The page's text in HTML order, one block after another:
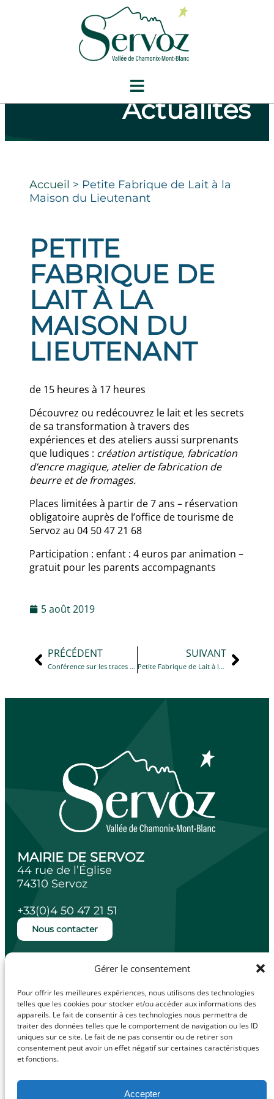
Gérer le consentement
Pour offrir les meilleures expériences, nous utilisons des technologies
telles que les cookies pour stocker et/ou accéder aux informations des
appareils. Le fait de consentir à ces technologies nous permettra de
traiter des données telles que le comportement de navigation ou les ID
uniques sur ce site. Le fait de ne pas consentir ou de retirer son
consentement peut avoir un effet négatif sur certaines caractéristiques
et fonctions.
Accepter
Actualités
Accueil > Petite Fabrique de Lait à la
Maison du Lieutenant
PETITE
FABRIQUE DE
LAIT À LA
MAISON DU
LIEUTENANT
de 15 heures à 17 heures
Découvrez ou redécouvrez le lait et les secrets
de sa transformation à travers des
expériences et des ateliers aussi surprenants
que ludiques : création artistique, fabrication
d’encre magique, atelier de fabrication de
beurre et de fromages.
Places limitées à partir de 7 ans – réservation
obligatoire auprès de l’office de tourisme de
Servoz au 04 50 47 21 68
Participation : enfant : 4 euros par animation –
gratuit pour les parents accompagnants
5 août 2019
PRÉCÉDENT
Conférence sur les traces des anciens bergers de montagne
SUIVANT
Petite Fabrique de Lait à la Maison du Lieutenant
MAIRIE DE SERVOZ
44 rue de l’Église
74310 Servoz
+33(0)4 50 47 21 51
Nous contacter
Lundi, mardi, jeudi et vendredi de 14h à
Mercredi de 10h à 12h.
facebook